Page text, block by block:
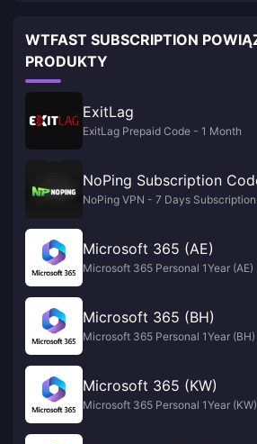
WTFAST SUBSCRIPTION
PRODUKTY
ExitLag
ExitLag Prepaid Code - 1 Month
NoPing Subscription
NoPing VPN - 7 Days Subscription
Microsoft 365 (AE)
Microsoft 365 Personal 1Year (AE)
Microsoft 365 (BH)
Microsoft 365 Personal 1Year (BH)
Microsoft 365 (KW)
Microsoft 365 Personal 1Year (KW)